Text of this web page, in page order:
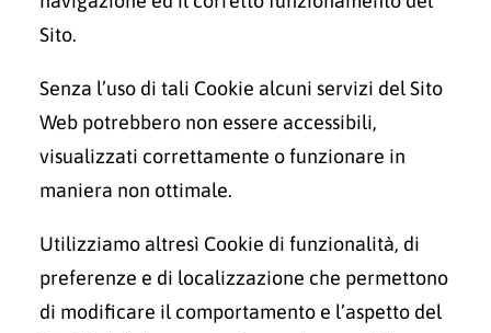
Sito.
Senza l’uso di tali Cookie alcuni servizi del Sito
Web potrebbero non essere accessibili,
visualizzati correttamente o funzionare in
maniera non ottimale.
Utilizziamo altresì Cookie di funzionalità, di
preferenze e di localizzazione che permettono
di modificare il comportamento e l’aspetto del